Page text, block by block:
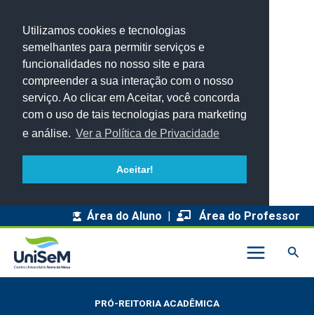
Utilizamos cookies e tecnologias
semelhantes para permitir serviços e
funcionalidades no nosso site e para
compreender a sua interação com o nosso
serviço. Ao clicar em Aceitar, você concorda
com o uso de tais tecnologias para marketing
e análise. Ver a Política de Privacidade
Aceitar!
Área do Aluno | Área do Professor
PRÓ-REITORIA ACADÊMICA